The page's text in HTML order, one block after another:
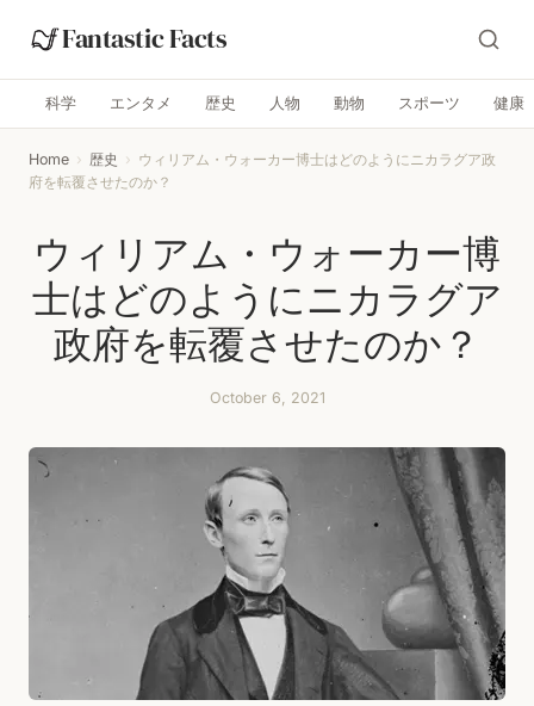
Fantastic Facts
科学 エンタメ 歴史 人物 動物 スポーツ 健康
Home › 歴史 › ウィリアム・ウォーカー博士はどのようにニカラグア政
府を転覆させたのか？
ウィリアム・ウォーカー博
士はどのようにニカラグア
政府を転覆させたのか？
October 6, 2021